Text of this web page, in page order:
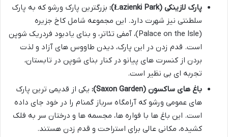
پارک لازینکی (Łazienki Park):
بزرگترین پارک ورشو که به پارک
سلطنتی نیز شهرت دارد. این مجموعه شامل کاخ جزیره
(Palace on the Isle)، آمفی تئاتر، و بنای یادبود فردریک شوپن
است. قدم زدن در این پارک، دیدن طاووس های آزاد و لذت
بردن از کنسرت های پیانو در کنار بنای شوپن در تابستان،
تجربه ای بی نظیر است.
باغ های ساکسون (Saxon Garden):
یکی از قدیمی ترین پارک
های عمومی ورشو که آرامگاه سرباز گمنام را در خود جای داده
است. این باغ ها با فواره ها، مجسمه ها و درختان سر به فلک
کشیده، مکانی عالی برای استراحت و قدم زدن هستند.